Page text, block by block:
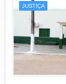
JUSTIÇA